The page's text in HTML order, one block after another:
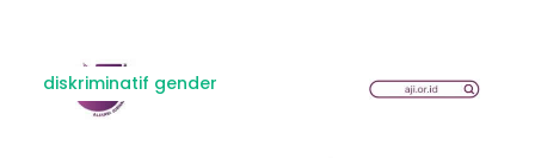
diskriminatif gender